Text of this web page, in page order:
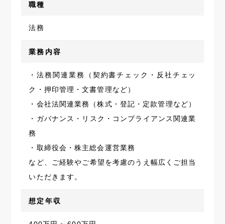
職種
法務
業務内容
・法務関連業務（契約書チェック・反社チェッ
ク・押印管理・文書管理など）
・会社法関連業務（株式・登記・定款管理など）
・ガバナンス・リスク・コンプライアンス関連業
務
・取締役会・株主総会運営業務
など、ご経験やご希望を考慮のうえ幅広くご担当
いただきます。
想定年収